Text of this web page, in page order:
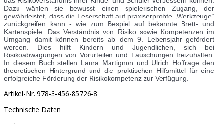
Dazu wählen sie bewusst einen spielerischen Zugang, der
gewährleistet, dass die Leserschaft auf praxiserprobte „Werkzeuge“
zurückgreifen kann - wie zum Bespiel auf bekannte Brett- und
Kartenspiele. Das Verständnis von Risiko sowie Kompetenzen im
Umgang damit können bereits ab dem 9. Lebensjahr gefördert
werden. Dies hilft Kindern und Jugendlichen, sich bei
Risikoabwägungen von Vorurteilen und Täuschungen freizuhalten.
In diesem Buch stellen Laura Martignon und Ulrich Hoffrage den
theoretischen Hintergrund und die praktischen Hilfsmittel für eine
erfolgreiche Förderung der Risikokompetenz zur Verfügung.
Artikel-Nr. 978-3-456-85726-8
Technische Daten